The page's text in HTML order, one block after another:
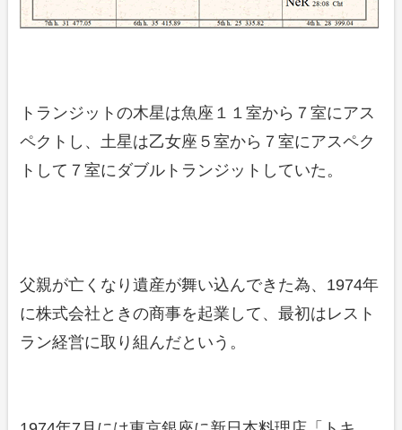
トランジットの木星は魚座１１室から７室にアス
ペクトし、土星は乙女座５室から７室にアスペク
トして７室にダブルトランジットしていた。
父親が亡くなり遺産が舞い込んできた為、1974年
に株式会社ときの商事を起業して、最初はレスト
ラン経営に取り組んだという。